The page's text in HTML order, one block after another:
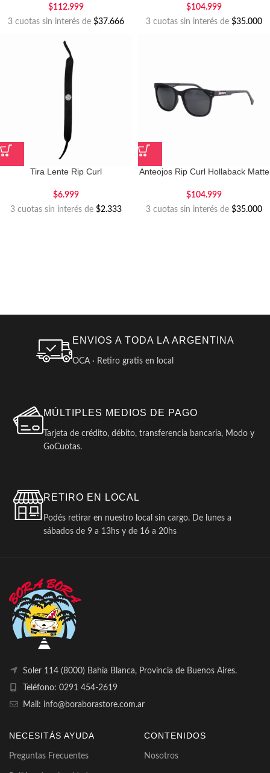
$112.999
3 cuotas sin interés de $37.666
$104.999
3 cuotas sin interés de $35.000
Tira Lente Rip Curl
$6.999
3 cuotas sin interés de $2.333
Anteojos Rip Curl Hollaback Matte
$104.999
3 cuotas sin interés de $35.000
ENVIOS A TODA LA ARGENTINA
OCA · Retiro gratis en local
MÚLTIPLES MEDIOS DE PAGO
Tarjeta de crédito, débito, transferencia bancaria, Modo y
GoCuotas.
RETIRO EN LOCAL
Podés retirar en nuestro local sin cargo. De lunes a
sábados de 9 a 13hs y de 16 a 20hs
Soler 114 (8000) Bahía Blanca, Provincia de Buenos Aires.
Teléfono: 0291 454-2619
Mail: info@boraborastore.com.ar
NECESITÁS AYUDA
Preguntas Frecuentes
CONTENIDOS
Nosotros